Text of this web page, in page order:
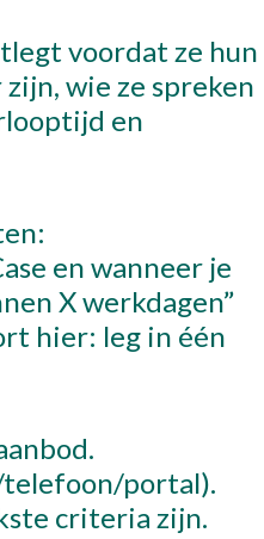
voordat ze hun
wie ze spreken
en
en wanneer je
X werkdagen”
hier: leg in één
telefoon/portal).
criteria zijn.